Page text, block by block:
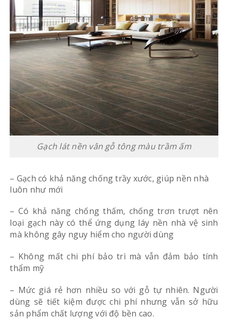
Gạch lát nền vân gỗ tông màu trầm ấm
– Gạch có khả năng chống trầy xước, giúp nền nhà
luôn như mới
– Có khả năng chống thấm, chống trơn trượt nên
loại gạch này có thể ứng dụng láy nền nhà vệ sinh
mà không gây nguy hiểm cho người dùng
– Không mất chi phí bảo trì mà vẫn đảm bảo tính
thẩm mỹ
– Mức giá rẻ hơn nhiều so với gỗ tự nhiên. Người
dùng sẽ tiết kiệm được chi phí nhưng vẫn sở hữu
sản phẩm chất lượng với độ bền cao.